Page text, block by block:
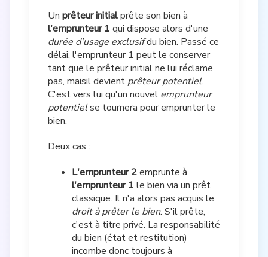
Un prêteur initialprête son bien à
l'emprunteur 1 qui dispose alors d'une
durée d'usage exclusifdu bien. Passé ce
délai, l'emprunteur 1 peut le conserver
tant que le prêteur initial ne lui réclame
pas, maisil devient prêteur potentiel.
C'est vers lui qu'un nouvel emprunteur
potentielse tournera pour emprunter le
bien.
Deux cas :
L'emprunteur 2emprunte à
l'emprunteur 1 le bien via un prêt
classique. Il n'a alors pas acquis le
droit à prêter le bien. S'il prête,
c'est à titre privé. La responsabilité
du bien (état et restitution)
incombe donc toujours à